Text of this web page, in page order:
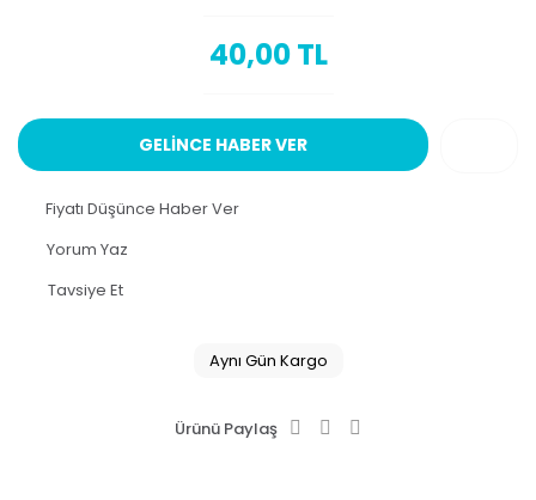
40,00 TL
GELİNCE HABER VER
Fiyatı Düşünce Haber Ver
Yorum Yaz
Tavsiye Et
Aynı Gün Kargo
Ürünü Paylaş